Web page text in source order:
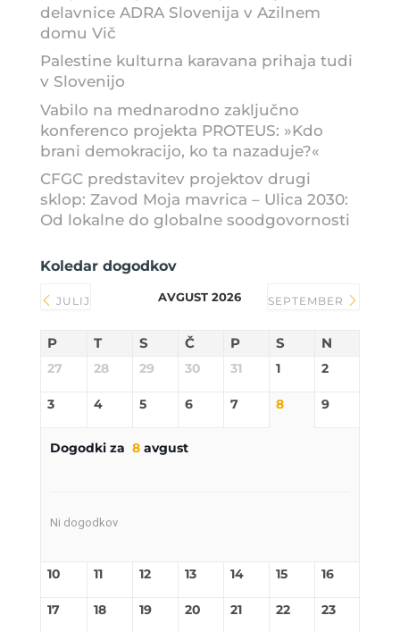
delavnice ADRA Slovenija v Azilnem
domu Vič
Palestine kulturna karavana prihaja tudi
v Slovenijo
Vabilo na mednarodno zaključno
konferenco projekta PROTEUS: »Kdo
brani demokracijo, ko ta nazaduje?«
CFGC predstavitev projektov drugi
sklop: Zavod Moja mavrica – Ulica 2030:
Od lokalne do globalne soodgovornosti
Koledar dogodkov
JULIJ AVGUST 2026 SEPTEMBER
P T S Č P S N
27 28 29 30 31 1 2
3 4 5 6 7 8 9
Dogodki za 8avgust
Ni dogodkov
10 11 12 13 14 15 16
17 18 19 20 21 22 23